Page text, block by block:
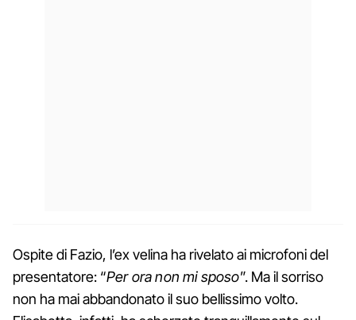
Ospite di Fazio, l’ex velina ha rivelato ai microfoni del
presentatore: “Per ora non mi sposo”. Ma il sorriso
non ha mai abbandonato il suo bellissimo volto.